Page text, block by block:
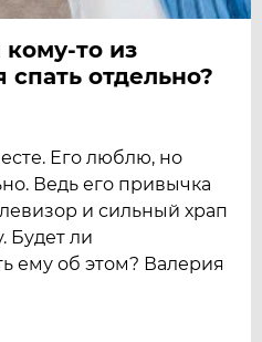
то из
спать отдельно?
Его люблю, но
Ведь его привычка
и сильный храп
Будет ли
ему об этом? Валерия